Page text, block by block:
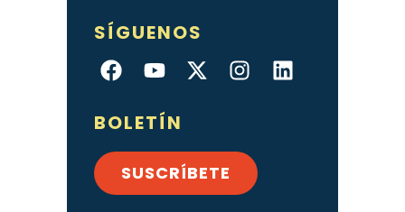
SÍGUENOS
BOLETÍN
SUSCRÍBETE